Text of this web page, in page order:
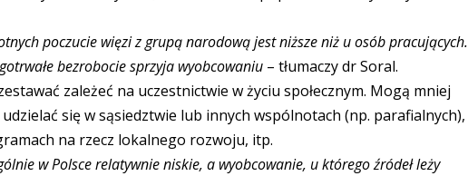
poczucie więzi z grupą narodową jest niższe niż u osób pracujących.
bezrobocie sprzyja wyobcowaniu – tłumaczy dr Soral.
zależeć na uczestnictwie w życiu społecznym. Mogą mniej
się w sąsiedztwie lub innych wspólnotach (np. parafialnych),
na rzecz lokalnego rozwoju, itp.
w Polsce relatywnie niskie, a wyobcowanie, u którego źródeł leży